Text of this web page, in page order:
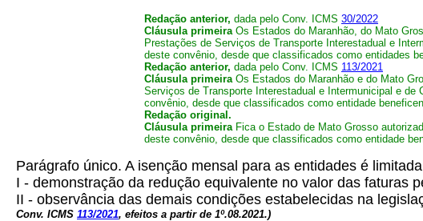
Redação anterior, dada pelo Conv. ICMS 30/2022
Cláusula primeiraOs Estados do Maranhão, do Mato
Prestações de Serviços de Transporte Interestadual e
deste convênio, desde que classificados como entidades
Redação anterior, dada pelo Conv. ICMS 113/2021
Cláusula primeiraOs Estados do Maranhão e do Mato
Serviços de Transporte Interestadual e Intermunicipal e
convênio, desde que classificados como entidade
Redação original.
Cláusula primeiraFica o Estado de Mato Grosso
deste convênio, desde que classificados como entidade
Parágrafo único. A isenção mensal para as entidades é
I - demonstração da redução equivalente no valor das faturas
II - observância das demais condições estabelecidas na
Conv. ICMS 113/2021, efeitos a partir de 1º.08.2021.)